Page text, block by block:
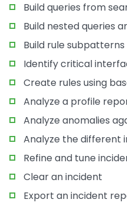
Build queries from
Build nested queries
Build rule
Identify critical
Create rules using
Analyze a profile
Analyze anomalies
Analyze the different
Refine and tune
Clear an incident
Export an incident